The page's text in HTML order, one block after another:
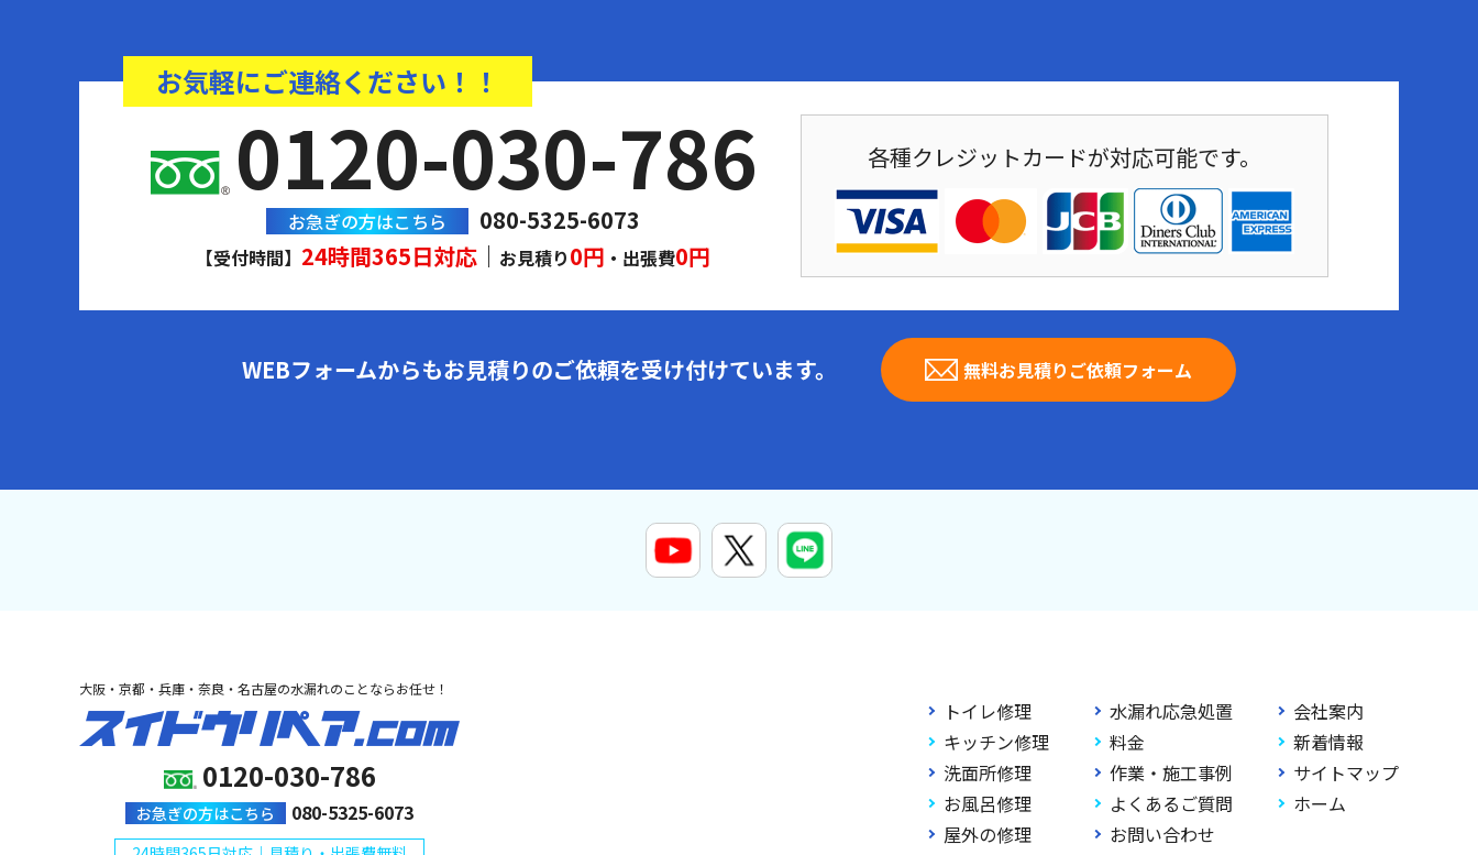
お気軽にご連絡ください！！
0120-030-786
お急ぎの方はこちら 080-5325-6073
【受付時間】 24時間365日対応 ｜ お見積り0円 ・出張費0円
各種クレジットカードが対応可能です。
WEBフォームからもお見積りのご依頼を受け付けています。 無料お見積りご依頼フォーム
大阪・京都・兵庫・奈良・名古屋の水漏れのことならお任せ！
0120-030-786
お急ぎの方はこちら 080-5325-6073
トイレ修理
キッチン修理
洗面所修理
お風呂修理
屋外の修理
水漏れ応急処置
料金
作業・施工事例
よくあるご質問
お問い合わせ
会社案内
新着情報
サイトマップ
ホーム